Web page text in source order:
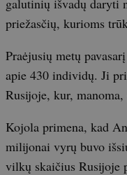
priežasčių, kurioms
Praėjusių metų
apie 430 individų. Ji
Rusijoje, kur,
Kojola primena, kad
milijonai vyrų buvo
vilkų skaičius Rusijoje